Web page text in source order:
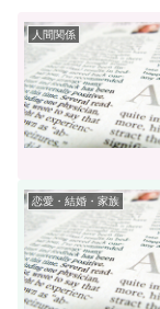
人間関係
恋愛・結婚・家族